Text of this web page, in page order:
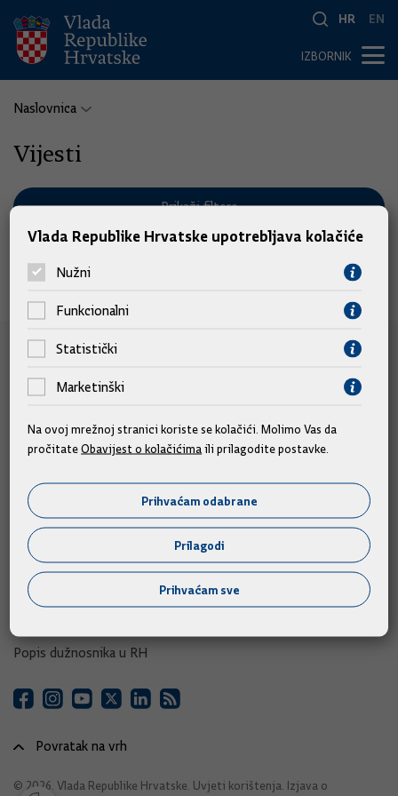
HR EN
IZBORNIK
Naslovnica
Vijesti
Prikaži filtere
Nema pronađenih vijesti.
e-Građani
e-Građani
e-Savjetovanja
Portal otvorenih podataka RH
Izvozni portal
Adresar
Središnji katalog službenih dokumenata RH
Adresar tijela javne vlasti
Popis dužnosnika u RH
Povratak na vrh
© 2026. Vlada Republike Hrvatske. Uvjeti korištenja Izjava o
Vlada Republike Hrvatske upotrebljava kolačiće
Nužni
Funkcionalni
Statistički
Marketinški
Na ovoj mrežnoj stranici koriste se kolačići. Molimo Vas da
pročitateObavijest o kolačićima ili prilagodite postavke.
Prihvaćam odabrane
Prilagodi
Prihvaćam sve